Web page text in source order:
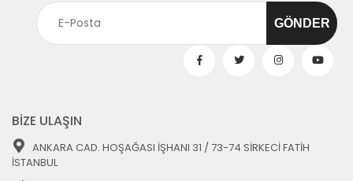
BİZE ULAŞIN
ANKARA CAD. HOŞAĞASI İŞHANI 31 / 73-74 SİRKECİ FATİH
İSTANBUL